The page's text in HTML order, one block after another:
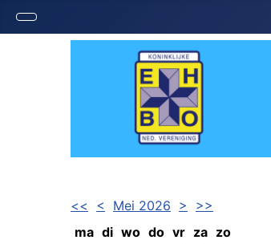
<< < Mei 2026 >
>>
ma di wo do vr za zo